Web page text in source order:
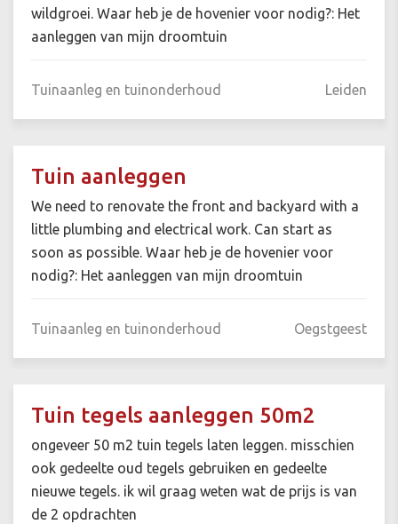
wildgroei. Waar heb je de hovenier voor nodig?: Het
aanleggen van mijn droomtuin
Tuinaanleg en tuinonderhoud Leiden
Tuin aanleggen
We need to renovate the front and backyard with a
little plumbing and electrical work. Can start as
soon as possible. Waar heb je de hovenier voor
nodig?: Het aanleggen van mijn droomtuin
Tuinaanleg en tuinonderhoud Oegstgeest
Tuin tegels aanleggen 50m2
ongeveer 50 m2 tuin tegels laten leggen. misschien
ook gedeelte oud tegels gebruiken en gedeelte
nieuwe tegels. ik wil graag weten wat de prijs is van
de 2 opdrachten